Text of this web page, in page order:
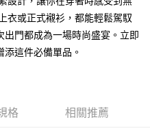
運費
免運服務-未滿則另收
免運服務-未滿則另收 $80
衣或正式襯衫，都能輕鬆駕馭
門都成為一場時尚盛宴。立即
這件必備單品。
格 相關推薦